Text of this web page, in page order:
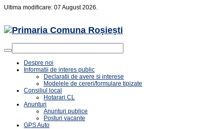
Ultima modificare: 07 August 2026.
Despre noi
Informatii de interes public
Declaratii de avere si interese
Modelele de cereri/formulare tipizate
Consiliul local
Hotarari CL
Anunturi
Anunturi publice
Posturi vacante
GPS Auto